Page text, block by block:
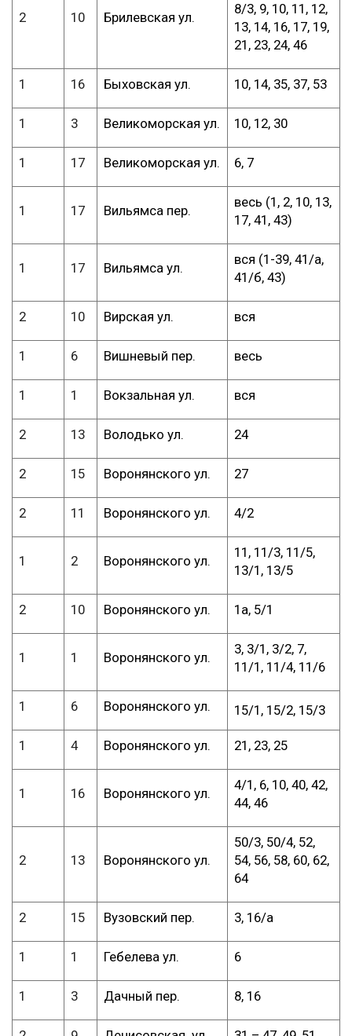
2 10 Брилевская ул.
8/3, 9, 10, 11, 12,
13, 14, 16, 17, 19,
21, 23, 24, 46
1 16 Быховская ул. 10, 14, 35, 37, 53
1 3 Великоморская ул. 10, 12, 30
1 17 Великоморская ул. 6, 7
1 17 Вильямса пер.
весь (1, 2, 10, 13,
17, 41, 43)
1 17 Вильямса ул.
вся (1-39, 41/а,
41/б, 43)
2 10 Вирская ул. вся
1 6 Вишневый пер. весь
1 1 Вокзальная ул. вся
2 13 Володько ул. 24
2 15 Воронянского ул. 27
2 11 Воронянского ул. 4/2
1 2 Воронянского ул.
11, 11/3, 11/5,
13/1, 13/5
2 10 Воронянского ул. 1а, 5/1
1 1 Воронянского ул.
3, 3/1, 3/2, 7,
11/1, 11/4, 11/6
1 6 Воронянского ул. 15/1, 15/2, 15/3
1 4 Воронянского ул. 21, 23, 25
1 16 Воронянского ул.
4/1, 6, 10, 40, 42,
44, 46
2 13 Воронянского ул.
50/3, 50/4, 52,
54, 56, 58, 60, 62,
64
2 15 Вузовский пер. 3, 16/а
1 1 Гебелева ул. 6
1 3 Дачный пер. 8, 16